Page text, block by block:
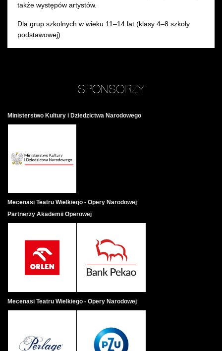
także występów artystów.
Dla grup szkolnych w wieku 11–14 lat (klasy 4–8 szkoły
podstawowej)
SPONSORZY
Ministerstwo Kultury i Dziedzictwa Narodowego
Mecenasi Teatru Wielkiego - Opery Narodowej
Partnerzy Akademii Operowej
Mecenasi Teatru Wielkiego - Opery Narodowej